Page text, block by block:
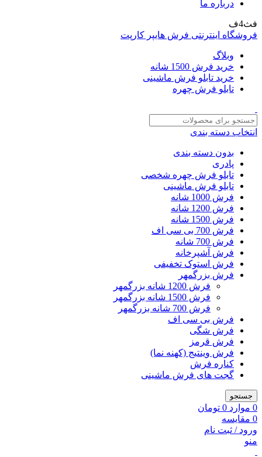
درباره ما
فث4ف
فروشگاه اینترنتی فرش هایپر کارپت
وبلاگ
خرید فرش 1500 شانه
خرید تابلو فرش ماشینی
تابلو فرش چهره
انتخاب دسته بندی
بدون دسته بندی
پادری
تابلو فرش چهره شخصی
تابلو فرش ماشینی
فرش 1000 شانه
فرش 1200 شانه
فرش 1500 شانه
فرش 700 بی سی اف
فرش 700 شانه
فرش آشپرخانه
فرش استوک تخفیفی
فرش بزرگمهر
فرش 1200 شانه بزرگمهر
فرش 1500 شانه بزرگمهر
فرش 700 شانه بزرگمهر
فرش بی سی اف
فرش شگی
فرش قرمز
فرش وینتیج (کهنه نما)
کناره فرش
گجت های فرش ماشینی
جستجو
0 موارد 0 تومان
0 مقایسه
ورود / ثبت نام
منو